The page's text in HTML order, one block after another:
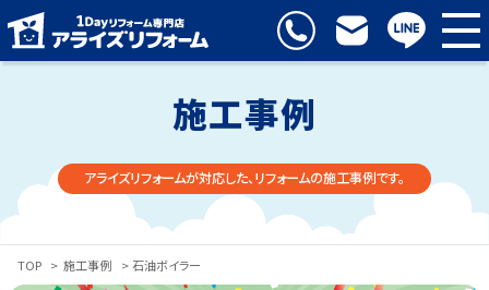
施工事例
アライズリフォームが対応した、リフォームの施工事例です。
TOP > 施工事例 > 石油ボイラー